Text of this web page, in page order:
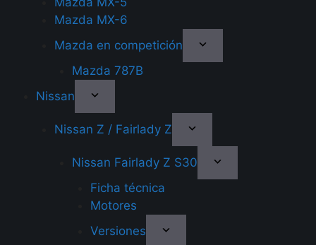
Mazda MX-6
Mazda en competición
Mazda 787B
Nissan
Nissan Z / Fairlady Z
Nissan Fairlady Z S30
Ficha técnica
Motores
Versiones